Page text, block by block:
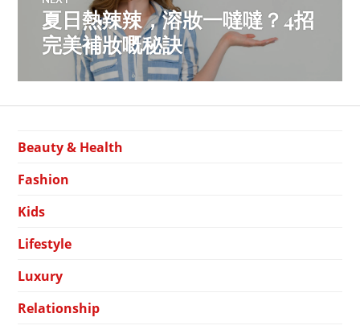
Next
post:
夏日熱辣辣，溶妝一噠噠？4招
完美補妝嘅秘訣
Beauty & Health
Fashion
Kids
Lifestyle
Luxury
Relationship